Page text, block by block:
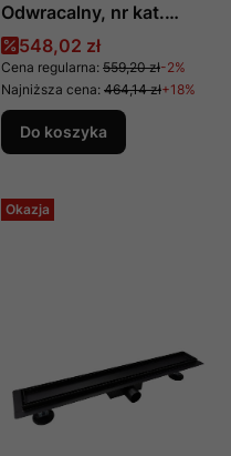
Odwracalny, nr kat.
KOS_N08D, producent
Deante
Cena promocyjna
548,02 zł
Cena regularna: 559,20 zł-2%
Najniższa cena: 464,14 zł+18%
Do koszyka
Okazja